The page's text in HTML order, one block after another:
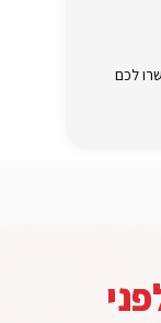
לכם